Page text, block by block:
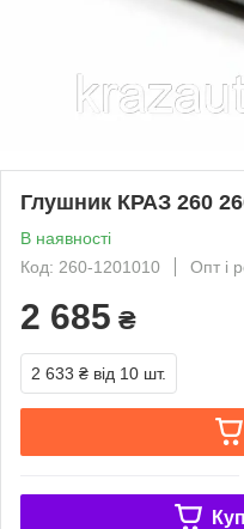
Глушник КРАЗ 260
В наявності
Код: 260-1201010
Опт і
2 685 ₴
2 633 ₴ від 10 шт.